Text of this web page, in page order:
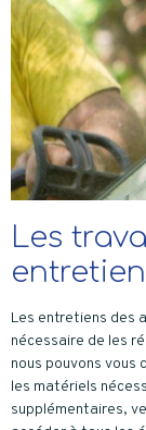
Les
Les entretiens des
nécessaire de les
nous pouvons vous
les matériels
supplémentaires,